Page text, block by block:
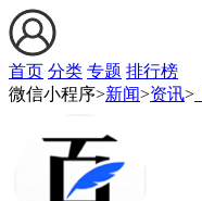
首页 分类 专题 排行榜
微信小程序>新闻>资讯>